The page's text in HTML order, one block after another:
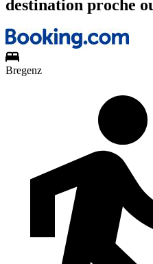
destination proche
Bregenz